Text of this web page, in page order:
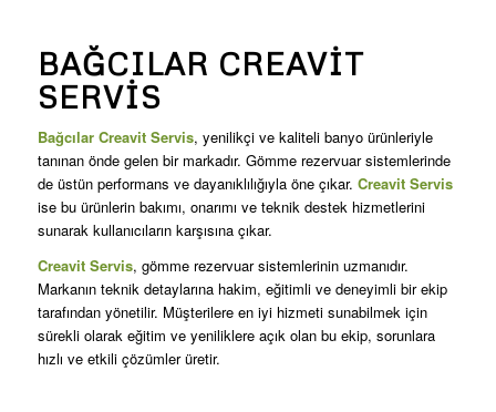
BAĞCILAR CREAVIT
SERVIS
Bağcılar Creavit Servis, yenilikçi ve kaliteli banyo ürünleriyle
tanınan önde gelen bir markadır. Gömme rezervuar sistemlerinde
de üstün performans ve dayanıklılığıyla öne çıkar. Creavit Servis
ise bu ürünlerin bakımı, onarımı ve teknik destek hizmetlerini
sunarak kullanıcıların karşısına çıkar.
Creavit Servis, gömme rezervuar sistemlerinin uzmanıdır.
Markanın teknik detaylarına hakim, eğitimli ve deneyimli bir ekip
tarafından yönetilir. Müşterilere en iyi hizmeti sunabilmek için
sürekli olarak eğitim ve yeniliklere açık olan bu ekip, sorunlara
hızlı ve etkili çözümler üretir.